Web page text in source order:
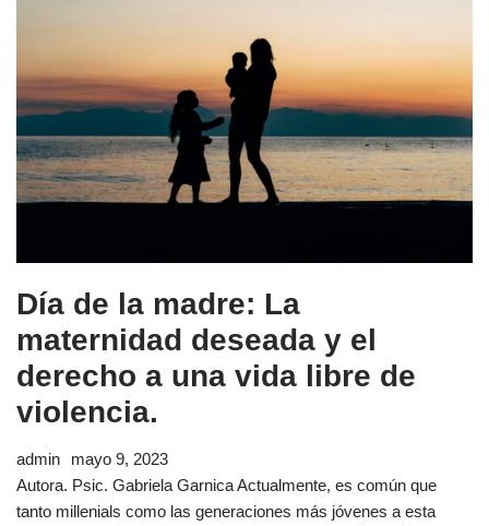
Día de la madre: La
maternidad deseada y el
derecho a una vida libre de
violencia.
admin
mayo 9, 2023
Autora. Psic. Gabriela Garnica Actualmente, es común que
tanto millenials como las generaciones más jóvenes a esta